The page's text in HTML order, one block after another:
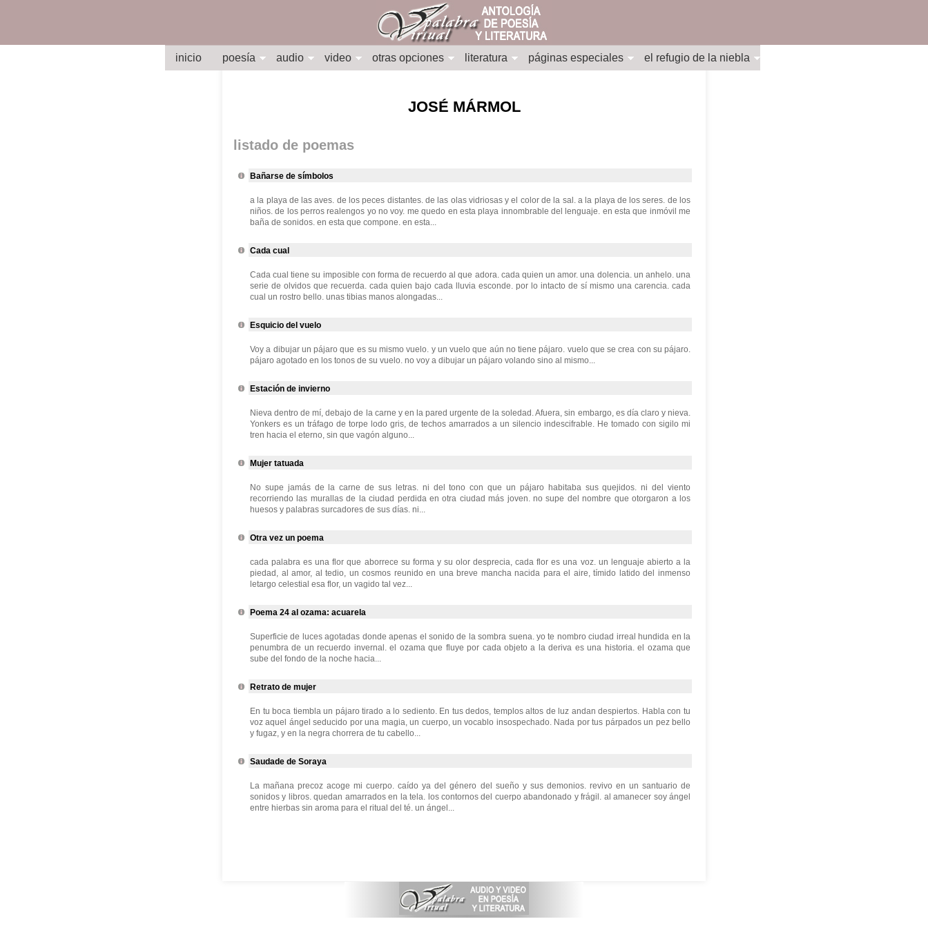
inicio poesía audio video otras opciones literatura páginas especiales el refugio de la niebla
JOSÉ MÁRMOL
listado de poemas
Bañarse de símbolos
a la playa de las aves. de los peces distantes. de las olas vidriosas y el color de la sal. a la playa de los seres. de los
niños. de los perros realengos yo no voy. me quedo en esta playa innombrable del lenguaje. en esta que inmóvil me
baña de sonidos. en esta que compone. en esta...
Cada cual
Cada cual tiene su imposible con forma de recuerdo al que adora. cada quien un amor. una dolencia. un anhelo. una
serie de olvidos que recuerda. cada quien bajo cada lluvia esconde. por lo intacto de sí mismo una carencia. cada
cual un rostro bello. unas tibias manos alongadas...
Esquicio del vuelo
Voy a dibujar un pájaro que es su mismo vuelo. y un vuelo que aún no tiene pájaro. vuelo que se crea con su pájaro.
pájaro agotado en los tonos de su vuelo. no voy a dibujar un pájaro volando sino al mismo...
Estación de invierno
Nieva dentro de mí, debajo de la carne y en la pared urgente de la soledad. Afuera, sin embargo, es día claro y nieva.
Yonkers es un tráfago de torpe lodo gris, de techos amarrados a un silencio indescifrable. He tomado con sigilo mi
tren hacia el eterno, sin que vagón alguno...
Mujer tatuada
No supe jamás de la carne de sus letras. ni del tono con que un pájaro habitaba sus quejidos. ni del viento
recorriendo las murallas de la ciudad perdida en otra ciudad más joven. no supe del nombre que otorgaron a los
huesos y palabras surcadores de sus días. ni...
Otra vez un poema
cada palabra es una flor que aborrece su forma y su olor desprecia, cada flor es una voz. un lenguaje abierto a la
piedad, al amor, al tedio, un cosmos reunido en una breve mancha nacida para el aire, tímido latido del inmenso
letargo celestial esa flor, un vagido tal vez...
Poema 24 al ozama: acuarela
Superficie de luces agotadas donde apenas el sonido de la sombra suena. yo te nombro ciudad irreal hundida en la
penumbra de un recuerdo invernal. el ozama que fluye por cada objeto a la deriva es una historia. el ozama que
sube del fondo de la noche hacia...
Retrato de mujer
En tu boca tiembla un pájaro tirado a lo sediento. En tus dedos, templos altos de luz andan despiertos. Habla con tu
voz aquel ángel seducido por una magia, un cuerpo, un vocablo insospechado. Nada por tus párpados un pez bello
y fugaz, y en la negra chorrera de tu cabello...
Saudade de Soraya
La mañana precoz acoge mi cuerpo. caído ya del género del sueño y sus demonios. revivo en un santuario de
sonidos y libros. quedan amarrados en la tela. los contornos del cuerpo abandonado y frágil. al amanecer soy ángel
entre hierbas sin aroma para el ritual del té. un ángel...